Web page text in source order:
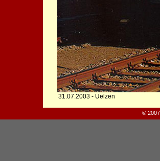
31.07.2003 - Uelzen
©